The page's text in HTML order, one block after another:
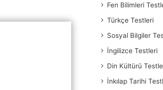
Fen Bilimleri
Türkçe Testleri
Sosyal Bilgiler
İngilizce Testleri
Din Kültürü
İnkılap Tarihi